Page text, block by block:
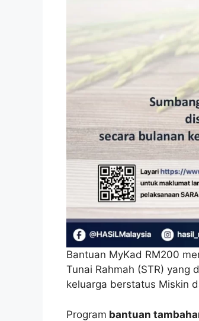
Bantuan MyKad RM200
Tunai Rahmah (STR) yang
keluarga berstatus Miskin
Program bantuan